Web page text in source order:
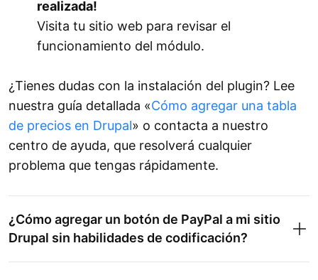
realizada!
Visita tu sitio web para revisar el
funcionamiento del módulo.
¿Tienes dudas con la instalación del plugin? Lee
nuestra guía detallada «Cómo agregar una tabla
de precios en Drupal» o contacta a nuestro
centro de ayuda, que resolverá cualquier
problema que tengas rápidamente.
¿Cómo agregar un botón de PayPal a mi sitio
Drupal sin habilidades de codificación?